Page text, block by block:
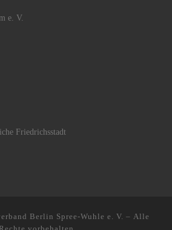
e. V.
Friedrichsstadt
Berlin Spree-Wuhle e. V. – Alle